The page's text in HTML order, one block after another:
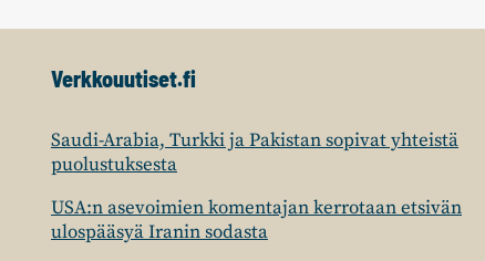
Verkkouutiset.fi
Saudi-Arabia, Turkki ja Pakistan sopivat yhteistä
puolustuksesta
USA:n asevoimien komentajan kerrotaan etsivän
ulospääsyä Iranin sodasta